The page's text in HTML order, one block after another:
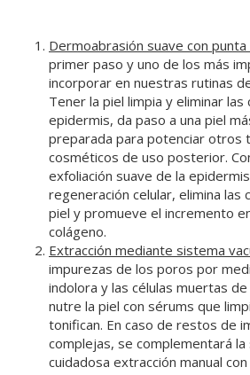
Dermoabrasión suave con
primer paso y uno de los más
incorporar en nuestras rutinas
Tener la piel limpia y eliminar
epidermis, da paso a una piel
preparada para potenciar otros
cosméticos de uso posterior.
exfoliación suave de la
regeneración celular, elimina las
piel y promueve el incremento
colágeno.
Extracción mediante sistema
impurezas de los poros por
indolora y las células muertas
nutre la piel con sérums que
tonifican. En caso de restos de
complejas, se complementará la
cuidadosa extracción manual